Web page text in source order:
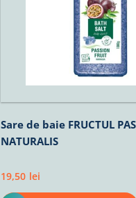
Sare de baie FRUCTUL
NATURALIS
19,50 lei